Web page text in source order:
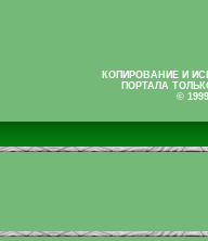
КОПИРОВАНИЕ И
ПОРТАЛА
©